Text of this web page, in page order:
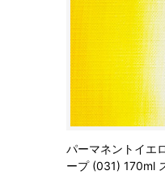
パーマネントイエ
ープ (031) 170ml